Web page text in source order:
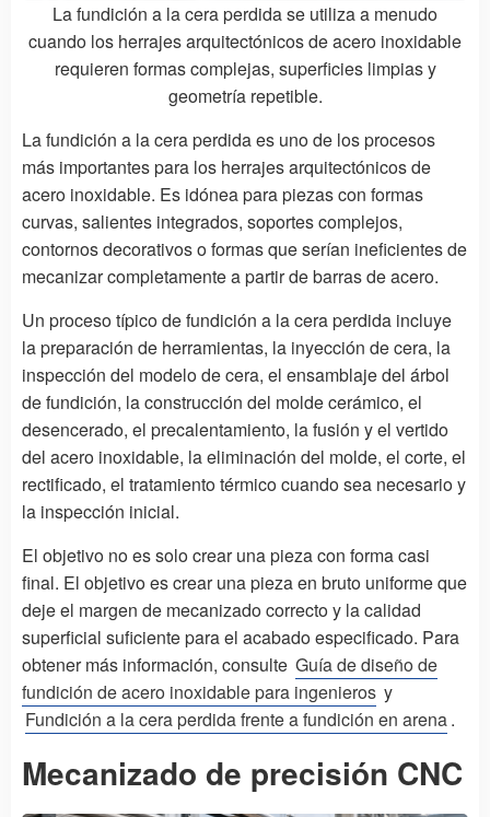
La fundición a la cera perdida se utiliza a menudo
cuando los herrajes arquitectónicos de acero inoxidable
requieren formas complejas, superficies limpias y
geometría repetible.
La fundición a la cera perdida es uno de los procesos
más importantes para los herrajes arquitectónicos de
acero inoxidable. Es idónea para piezas con formas
curvas, salientes integrados, soportes complejos,
contornos decorativos o formas que serían ineficientes de
mecanizar completamente a partir de barras de acero.
Un proceso típico de fundición a la cera perdida incluye
la preparación de herramientas, la inyección de cera, la
inspección del modelo de cera, el ensamblaje del árbol
de fundición, la construcción del molde cerámico, el
desencerado, el precalentamiento, la fusión y el vertido
del acero inoxidable, la eliminación del molde, el corte, el
rectificado, el tratamiento térmico cuando sea necesario y
la inspección inicial.
El objetivo no es solo crear una pieza con forma casi
final. El objetivo es crear una pieza en bruto uniforme que
deje el margen de mecanizado correcto y la calidad
superficial suficiente para el acabado especificado. Para
obtener más información, consulte Guía de diseño de
fundición de acero inoxidable para ingenieros y
Fundición a la cera perdida frente a fundición en arena.
Mecanizado de precisión CNC